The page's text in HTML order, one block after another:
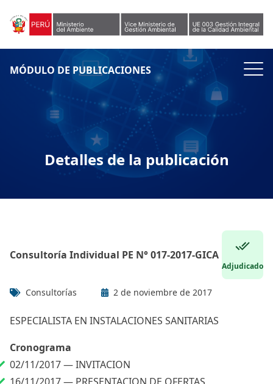
MÓDULO DE PUBLICACIONES
Detalles de la publicación
Consultoría Individual PE N° 017-2017-GICA
Adjudicado
Consultorías 2 de noviembre de 2017
ESPECIALISTA EN INSTALACIONES SANITARIAS
Cronograma
02/11/2017 —INVITACION